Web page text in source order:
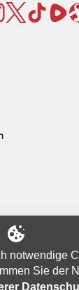
notwendige
Sie der